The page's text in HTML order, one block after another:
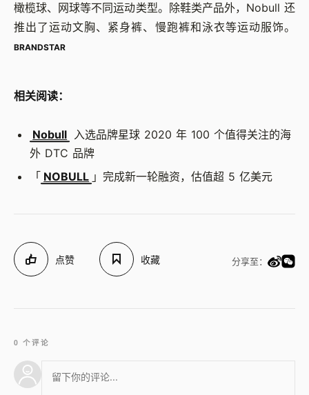
橄榄球、网球等不同运动类型。除鞋类产品外，Nobull 还
推出了运动文胸、紧身裤、慢跑裤和泳衣等运动服饰。
BRANDSTAR
相关阅读：
Nobull 入选品牌星球 2020 年 100 个值得关注的海
外 DTC 品牌
「 NOBULL 」完成新一轮融资，估值超 5 亿美元
点赞 收藏 分享至：
0 个评论